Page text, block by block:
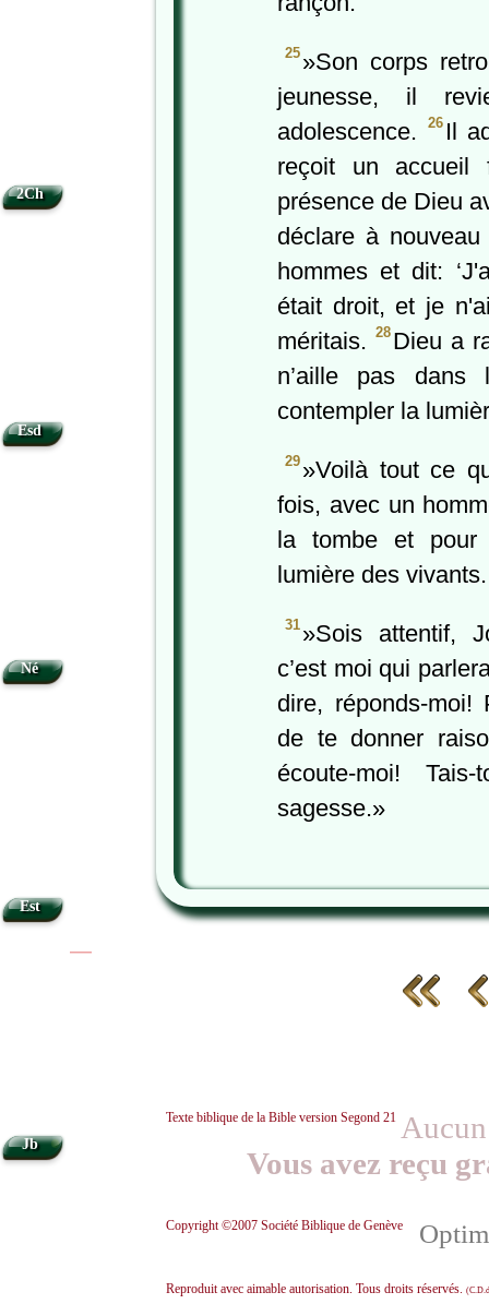
25 »Son corps
jeunesse, il
adolescence.
26 Il
reçoit un accueil
présence de Dieu
déclare à
hommes et dit:
était droit, et je
méritais. 28 Dieu a
n’aille pas
contempler la
29 »Voilà tout ce
fois, avec un
la tombe et pour
lumière des vivants.
31 »Sois attentif,
c’est moi qui
dire, réponds-
de te donner
écoute-moi!
sagesse.»
Texte biblique de la Bible version Segond 21
Vous avez reçu
Copyright ©2007 Société Biblique de Genève
Reproduit avec aimable autorisation. Tous droits réservés.
2Ch
Esd
Né
Est
Jb
|
|
•